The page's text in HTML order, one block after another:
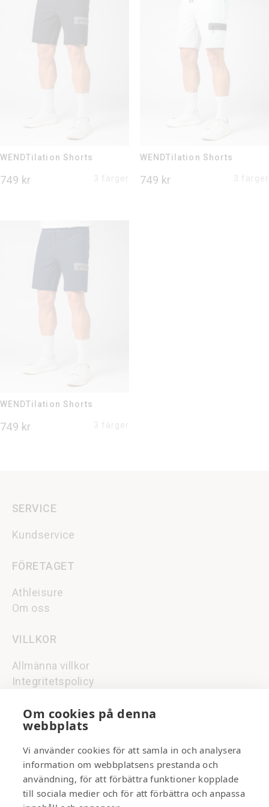
Om cookies på denna
webbplats
Vi använder cookies för att samla in och analysera
information om webbplatsens prestanda och
användning, för att förbättra funktioner kopplade
till sociala medier och för att förbättra och anpassa
WENDTilation Shorts
749 kr 3 färger
WENDTilation Shorts
749 kr 3 färger
WENDTilation Shorts
749 kr 3 färger
SERVICE
Kundservice
FÖRETAGET
Athleisure
Om oss
VILLKOR
Allmänna villkor
Integritetspolicy
NYHETSBREV
att ta del av inspiration,
erbjudanden och nyheter.